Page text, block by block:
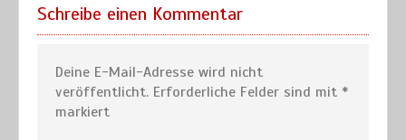
Schreibe einen Kommentar
Deine E-Mail-Adresse wird nicht
veröffentlicht. Erforderliche Felder sind mit *
markiert